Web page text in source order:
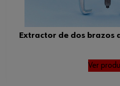
Extractor de dos brazos
Ver